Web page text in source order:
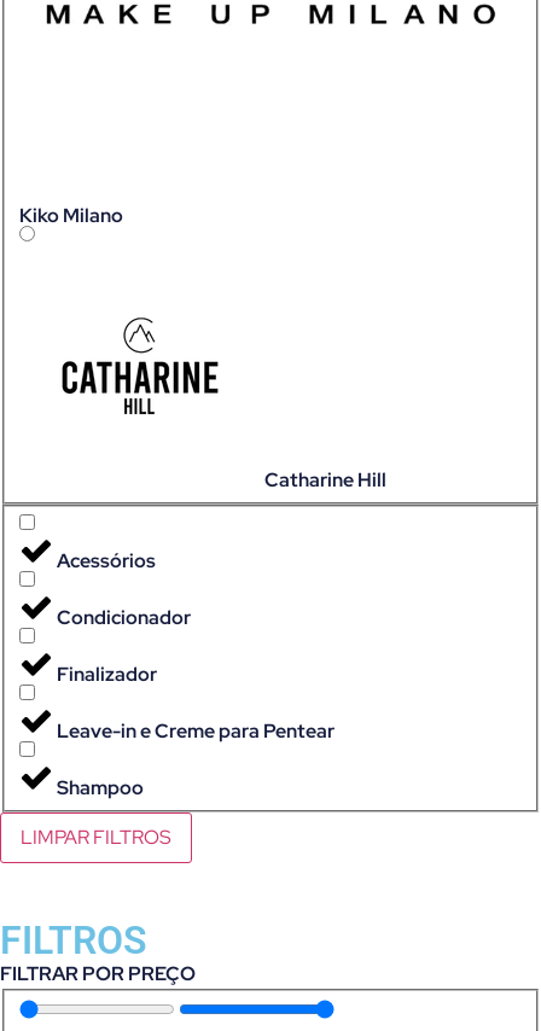
Kiko Milano
Catharine Hill
Acessórios
Condicionador
Finalizador
Leave-in e Creme para Pentear
Shampoo
LIMPAR FILTROS
FILTROS
FILTRAR POR PREÇO